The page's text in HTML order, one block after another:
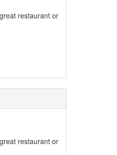
restaurant or
restaurant or